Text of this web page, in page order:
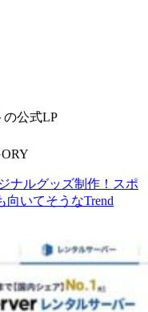
ナルグッズ制作！スポ
向いてそうなTrend